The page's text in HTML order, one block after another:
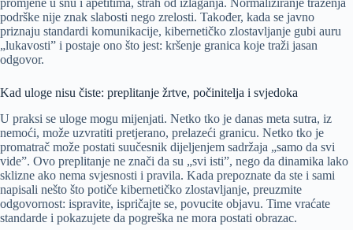
podrške nije znak slabosti nego zrelosti. Također, kada se javno
priznaju standardi komunikacije, kibernetičko zlostavljanje gubi auru
„lukavosti” i postaje ono što jest: kršenje granica koje traži jasan
odgovor.
Kad uloge nisu čiste: preplitanje žrtve, počinitelja i svjedoka
U praksi se uloge mogu mijenjati. Netko tko je danas meta sutra, iz
nemoći, može uzvratiti pretjerano, prelazeći granicu. Netko tko je
promatrač može postati suučesnik dijeljenjem sadržaja „samo da svi
vide”. Ovo preplitanje ne znači da su „svi isti”, nego da dinamika lako
sklizne ako nema svjesnosti i pravila. Kada prepoznate da ste i sami
napisali nešto što potiče kibernetičko zlostavljanje, preuzmite
odgovornost: ispravite, ispričajte se, povucite objavu. Time vraćate
standarde i pokazujete da pogreška ne mora postati obrazac.